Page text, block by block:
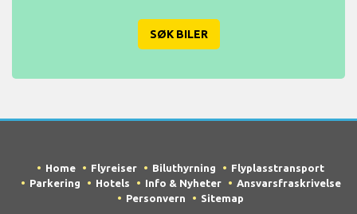
SØK BILER
Home Flyreiser Biluthyrning
Flyplasstransport
Parkering
Hotels Info & Nyheter
Ansvarsfraskrivelse
Personvern
Sitemap